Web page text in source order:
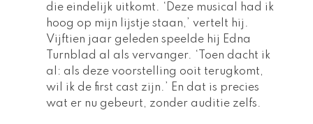
die eindelijk uitkomt. ‘Deze musical had ik
hoog op mijn lijstje staan,’ vertelt hij.
Vijftien jaar geleden speelde hij Edna
Turnblad al als vervanger. ‘Toen dacht ik
al: als deze voorstelling ooit terugkomt,
wil ik de first cast zijn.’ En dat is precies
wat er nu gebeurt, zonder auditie zelfs.